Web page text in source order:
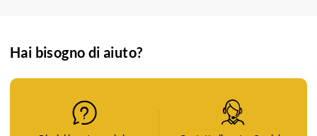
Hai bisogno di aiuto?